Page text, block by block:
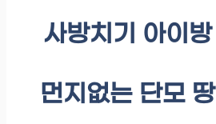
사방치기 아이방
먼지없는 단모 땅